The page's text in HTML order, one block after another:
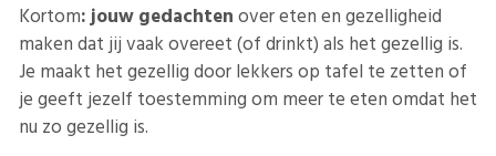
Kortom: jouw gedachtenover eten en gezelligheid
maken dat jij vaak overeet (of drinkt) als het gezellig is.
Je maakt het gezellig door lekkers op tafel te zetten of
je geeft jezelf toestemming om meer te eten omdat het
nu zo gezellig is.